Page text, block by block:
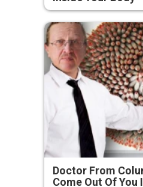
Doctor From
Come Out Of You